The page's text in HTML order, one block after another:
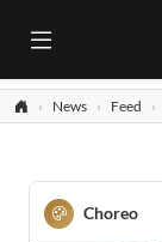
News Feed
Choreo